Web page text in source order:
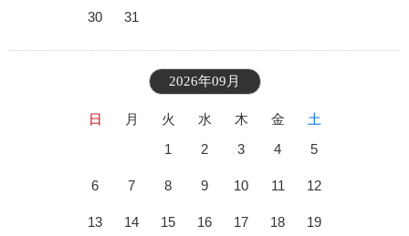
30 31
2026年09月
日 月 火 水 木 金
土
1
2 3 4 5
6 7 8 9 10 11 12
13 14 15 16 17 18 19